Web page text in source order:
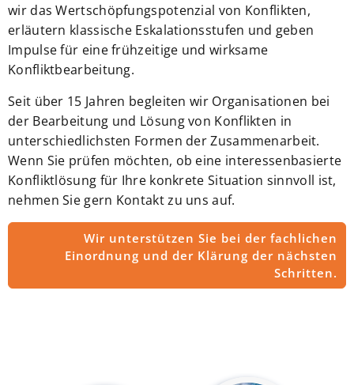
wir das Wertschöpfungspotenzial von Konflikten,
erläutern klassische Eskalationsstufen und geben
Impulse für eine frühzeitige und wirksame
Konfliktbearbeitung.
Seit über 15 Jahren begleiten wir Organisationen bei
der Bearbeitung und Lösung von Konflikten in
unterschiedlichsten Formen der Zusammenarbeit.
Wenn Sie prüfen möchten, ob eine interessenbasierte
Konfliktlösung für Ihre konkrete Situation sinnvoll ist,
nehmen Sie gern Kontakt zu uns auf.
Wir unterstützen Sie bei der fachlichen
Einordnung und der Klärung der nächsten
Schritten.